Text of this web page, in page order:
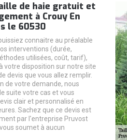
de haie gratuit et
à Crouy En
le 60530
connaitre au préalable
interventions (durée,
utilisées, coût, tarif),
votre disposition sur notre site
devis que vous allez remplir.
de votre demande, nous
suite votre cas et vous
clair et personnalisé en
Sachez que ce devis est
par l'entreprise Pruvost
soumet à aucun